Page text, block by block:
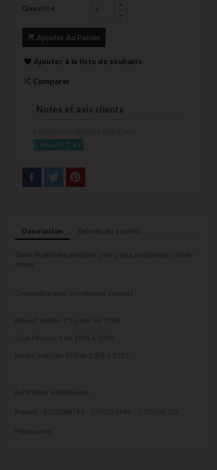
Quantité
Ajouter Au Panier
Ajouter à la liste de souhaits
Comparer
Notes et avis clients
EVALUEZ-LE
Description
Galet de guidage supérieur pour porte coulissante latérale
droite
Compatible avec les véhicules suivants :
Renault Master 2 à partir de 1998
Opel Movano 1 de 1998 à 2010
Nissan Interstar X70 de 2002 à 2010
Références équivalentes :
Renault : 8200080743 - 7700352496 - 7701048702
Pièce neuve